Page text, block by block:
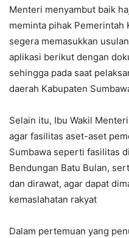
Menteri menyambut baik
meminta pihak Pemerintah
segera memasukkan
aplikasi berikut dengan
sehingga pada saat
daerah Kabupaten
Selain itu, Ibu Wakil
agar fasilitas aset-aset
Sumbawa seperti fasilitas
Bendungan Batu Bulan,
dan dirawat, agar dapat
kemaslahatan rakyat
Dalam pertemuan yang